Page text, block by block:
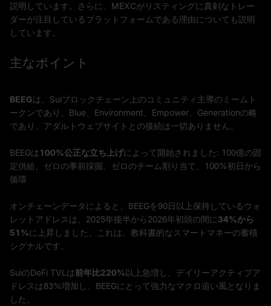
説明しています。さらに、MEXCがリスティングに真剣なトレー
ダーが注目しているプラットフォームである理由についても説明
しています。
主なポイント
BEEGは、Suiブロックチェーン上のコミュニティ主導のミームト
ークンであり、Blue、Environment、Empower、Generationの略
であり、アダルトウェブサイトとの接続は一切ありません。
BEEGは 100%公正な立ち上げによって開始されました: 100億の固
定供給、ゼロの事前採掘、ゼロのチーム割り当て、100%初日から
循環
オンチェーンデータによると、BEEGを90日以上保持しているウォ
レットアドレスは、2025年後半から2026年初頭の間に34%から
51%に上昇しました。これは、教科書的なスマートマネーの蓄積
シグナルです。
SuiのDeFi TVLは前年比220%以上急増し、デイリーアクティブア
ドレスは83%増加し、BEEGにとって強力なマクロ追い風となりま
した。